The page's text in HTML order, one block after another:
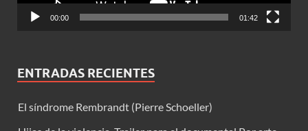
00:00 01:42
ENTRADAS RECIENTES
El síndrome Rembrandt (Pierre Schoeller)